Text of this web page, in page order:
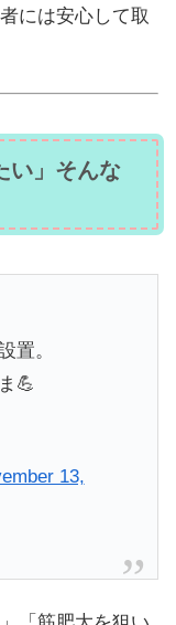
には安心して取
い」そんな
置。
💪
13,